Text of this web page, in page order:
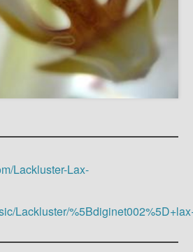
Lackluster-Lax-
Lackluster/